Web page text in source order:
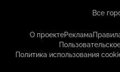
Все
О проектеРеклама
Политика использования